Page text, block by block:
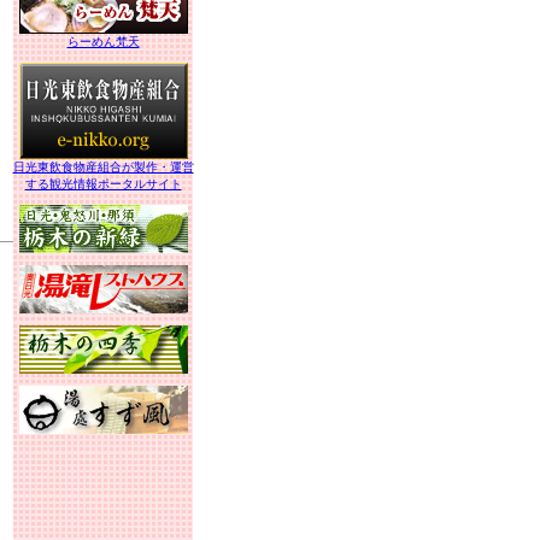
らーめん梵天
日光東飲食物産組合が製作・運営
する観光情報ポータルサイト